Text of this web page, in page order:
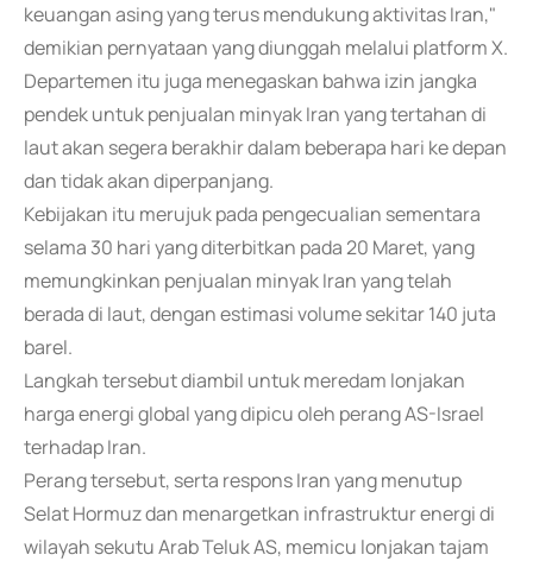
keuangan asing yang terus mendukung aktivitas Iran,"
demikian pernyataan yang diunggah melalui platform X.
Departemen itu juga menegaskan bahwa izin jangka
pendek untuk penjualan minyak Iran yang tertahan di
laut akan segera berakhir dalam beberapa hari ke depan
dan tidak akan diperpanjang.
Kebijakan itu merujuk pada pengecualian sementara
selama 30 hari yang diterbitkan pada 20 Maret, yang
memungkinkan penjualan minyak Iran yang telah
berada di laut, dengan estimasi volume sekitar 140 juta
barel.
Langkah tersebut diambil untuk meredam lonjakan
harga energi global yang dipicu oleh perang AS-Israel
terhadap Iran.
Perang tersebut, serta respons Iran yang menutup
Selat Hormuz dan menargetkan infrastruktur energi di
wilayah sekutu Arab Teluk AS, memicu lonjakan tajam